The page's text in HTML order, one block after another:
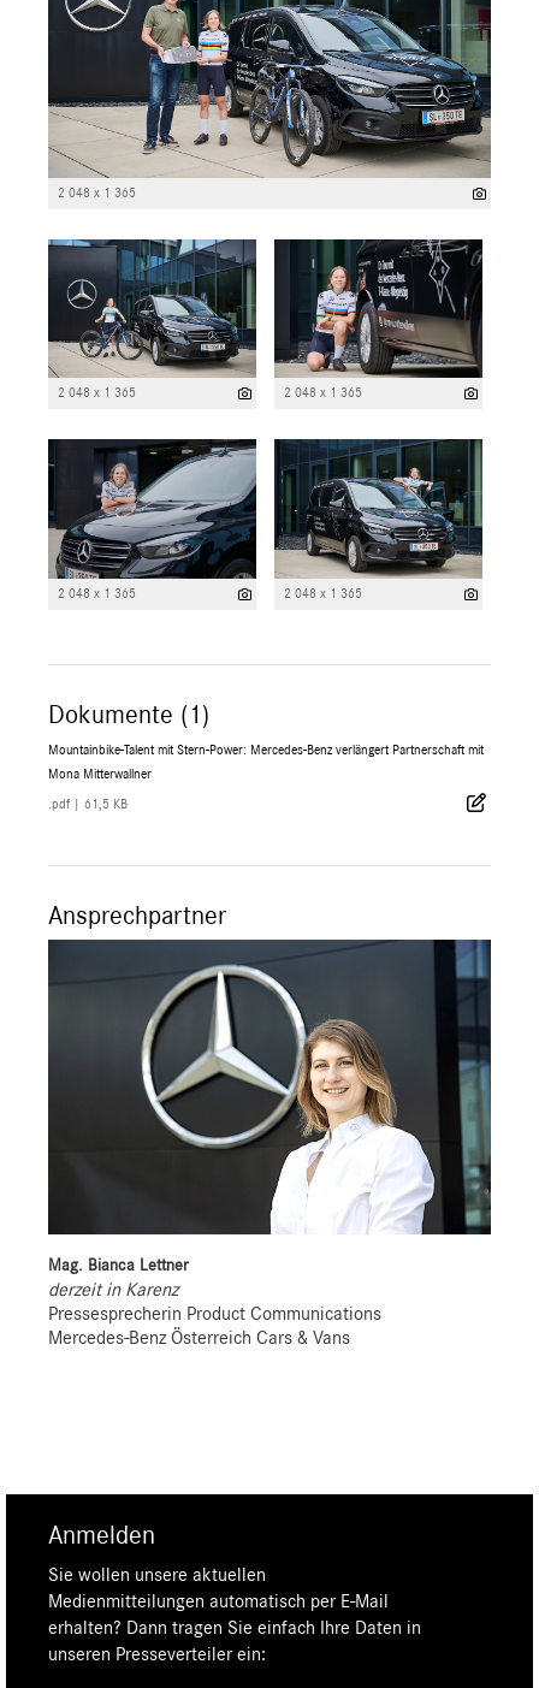
2 048 x 1 365
2 048 x 1 365 2 048 x 1 365
2 048 x 1 365 2 048 x 1 365
Dokumente (1)
Mountainbike-Talent mit Stern-Power: Mercedes-Benz verlängert Partnerschaft mit
Mona Mitterwallner
.pdf 61,5 KB
Ansprechpartner
Mag. Bianca Lettner
derzeit in Karenz
Pressesprecherin Product Communications
Mercedes-Benz Österreich Cars & Vans
Anmelden
Sie wollen unsere aktuellen
Medienmitteilungen automatisch per E-Mail
erhalten? Dann tragen Sie einfach Ihre Daten in
unseren Presseverteiler ein: